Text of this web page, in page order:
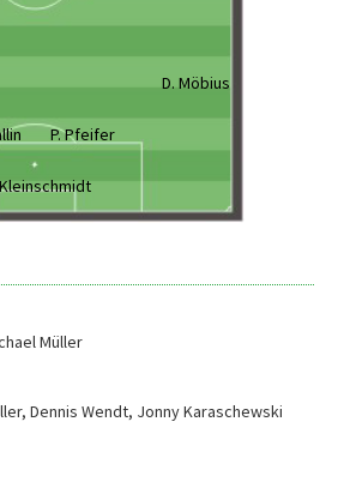
D. Möbius
P. Pfeifer
Müller
, Dennis Wendt, Jonny Karaschewski